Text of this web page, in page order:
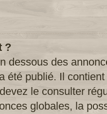
?
dessous des
été publié. Il
le consulter
globales, la